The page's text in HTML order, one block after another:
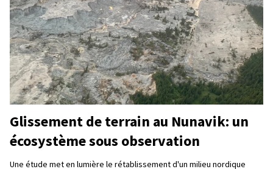
Glissement de terrain au Nunavik: un
écosystème sous observation
Une étude met en lumière le rétablissement d'un milieu nordique